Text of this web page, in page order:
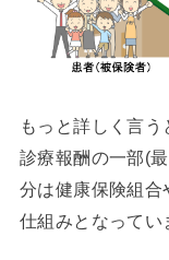
もっと詳しく言う
診療報酬の一部(
分は健康保険組合
仕組みとなってい